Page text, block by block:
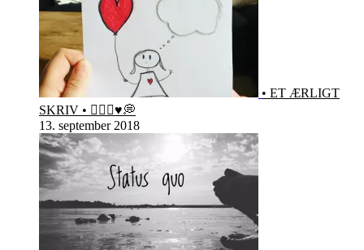
• ET ÆRLIGT
SKRIV • 🙋🏻‍♀️♥️💭
13. september 2018